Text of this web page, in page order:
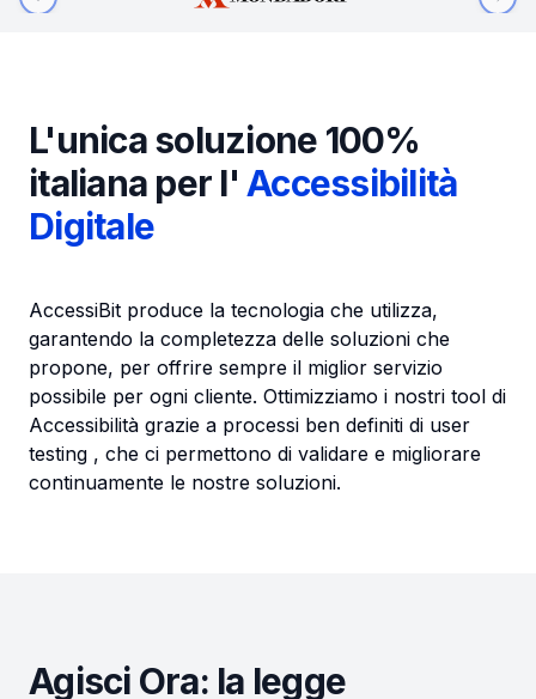
Previous slide
L'unica soluzione 100%
italiana per l' Accessibilità
Digitale
AccessiBit produce la tecnologia che utilizza,
garantendo la completezza delle soluzioni che
propone, per offrire sempre il miglior servizio
possibile per ogni cliente. Ottimizziamo i nostri tool di
Accessibilità grazie a processi ben definiti di user
testing , che ci permettono di validare e migliorare
continuamente le nostre soluzioni.
Agisci Ora: la legge